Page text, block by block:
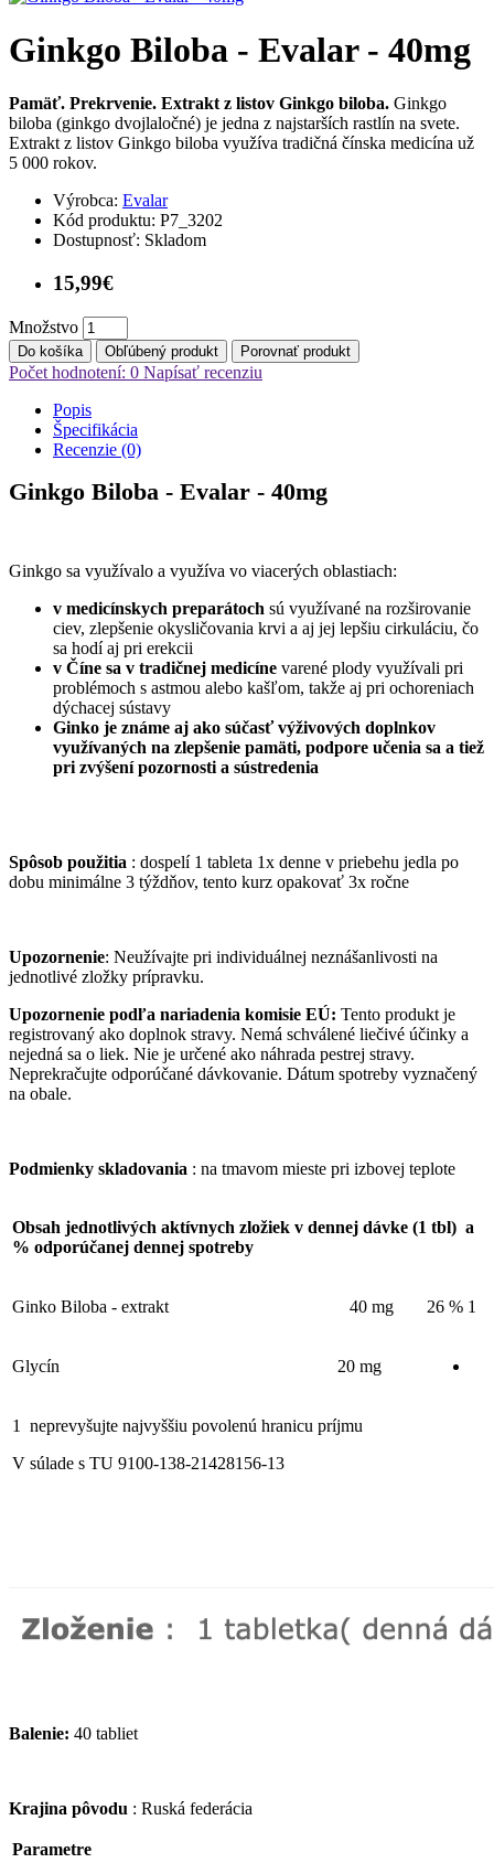
Ginkgo Biloba - Evalar - 40mg
Pamäť. Prekrvenie. Extrakt z listov Ginkgo biloba. Ginkgo
biloba (ginkgo dvojlaločné) je jedna z najstarších rastlín na svete.
Extrakt z listov Ginkgo biloba využíva tradičná čínska medicína už
5 000 rokov.
Výrobca: Evalar
Kód produktu: P7_3202
Dostupnosť: Skladom
15,99€
Množstvo
Do košíka Obľúbený produkt Porovnať produkt
Počet hodnotení: 0 Napísať recenziu
Popis
Špecifikácia
Recenzie (0)
Ginkgo Biloba - Evalar - 40mg
Ginkgo sa využívalo a využíva vo viacerých oblastiach:
v medicínskych preparátoch sú využívané na rozširovanie
ciev, zlepšenie okysličovania krvi a aj jej lepšiu cirkuláciu, čo
sa hodí aj pri erekcii
v Číne sa v tradičnej medicíne varené plody využívali pri
problémoch s astmou alebo kašľom, takže aj pri ochoreniach
dýchacej sústavy
Ginko je známe aj ako súčasť výživových doplnkov
využívaných na zlepšenie pamäti, podpore učenia sa a tiež
pri zvýšení pozornosti a sústredenia
Spôsob použitia : dospelí 1 tableta 1x denne v priebehu jedla po
dobu minimálne 3 týždňov, tento kurz opakovať 3x ročne
Upozornenie: Neužívajte pri individuálnej neznášanlivosti na
jednotlivé zložky prípravku.
Upozornenie podľa nariadenia komisie EÚ: Tento produkt je
registrovaný ako doplnok stravy. Nemá schválené liečivé účinky a
nejedná sa o liek. Nie je určené ako náhrada pestrej stravy.
Neprekračujte odporúčané dávkovanie. Dátum spotreby vyznačený
na obale.
Podmienky skladovania : na tmavom mieste pri izbovej teplote
Obsah jednotlivých aktívnych zložiek v dennej dávke (1 tbl) a
% odporúčanej dennej spotreby
Ginko Biloba - extrakt 40 mg 26 % 1
Glycín 20 mg
1 neprevyšujte najvyššiu povolenú hranicu príjmu
V súlade s TU 9100-138-21428156-13
Balenie: 40 tabliet
Krajina pôvodu : Ruská federácia
Parametre